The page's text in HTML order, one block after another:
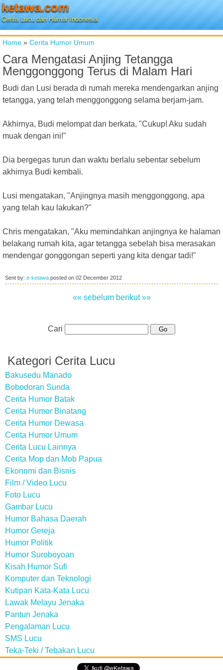
ketawa.com
Cerita Lucu dan Humor Indonesia
Home » Cerita Humor Umum
Cara Mengatasi Anjing Tetangga
Menggonggong Terus di Malam Hari
Budi dan Lusi berada di rumah mereka mendengarkan anjing
tetangga, yang telah menggonggong selama berjam-jam.
Akhirnya, Budi melompat dan berkata, "Cukup! Aku sudah
muak dengan ini!"
Dia bergegas turun dan waktu berlalu sebentar sebelum
akhirnya Budi kembali.
Lusi mengatakan, "Anjingnya masih menggonggong, apa
yang telah kau lakukan?"
Chris mengatakan, "Aku memindahkan anjingnya ke halaman
belakang rumah kita, agar tetangga sebelah bisa merasakan
mendengar gonggongan seperti yang kita dengar tadi!"
Sent by: e-ketawa posted on 02 December 2012
«« sebelum berikut »»
Cari
Kategori Cerita Lucu
Bakusedu Manado
Bobodoran Sunda
Cerita Humor Batak
Cerita Humor Binatang
Cerita Humor Dewasa
Cerita Humor Umum
Cerita Lucu Lainnya
Cerita Mop dan Mob Papua
Ekonomi dan Bisnis
Film / Video Lucu
Foto Lucu
Gambar Lucu
Humor Bahasa Daerah
Humor Gereja
Humor Politik
Humor Suroboyoan
Kisah Humor Sufi
Komputer dan Teknologi
Kutipan Kata-Kata Lucu
Lawak Melayu Jenaka
Pantun Jenaka
Pengalaman Lucu
SMS Lucu
Teka-Teki / Tebakan Lucu